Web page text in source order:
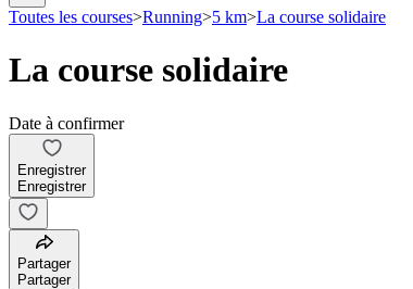
Toutes les courses>Running>5 km>La course solidaire
La course solidaire
Date à confirmer
Enregistrer
Enregistrer
Partager
Partager